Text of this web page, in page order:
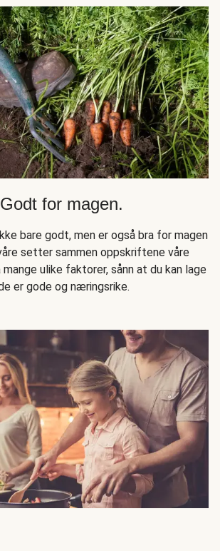
for magen.
bare godt, men er også bra for magen
setter sammen oppskriftene våre
ulike faktorer, sånn at du kan lage
er gode og næringsrike.